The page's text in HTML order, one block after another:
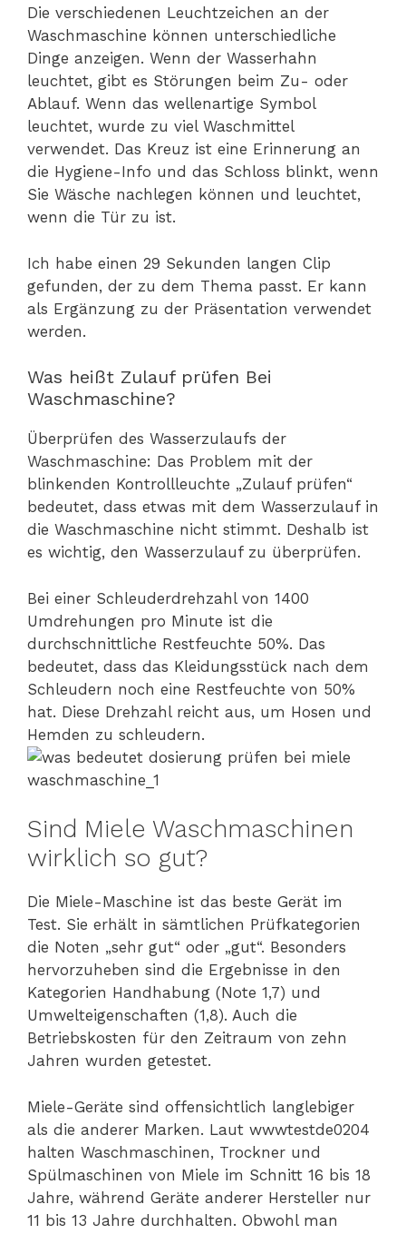
Die verschiedenen Leuchtzeichen an der
Waschmaschine können unterschiedliche
Dinge anzeigen. Wenn der Wasserhahn
leuchtet, gibt es Störungen beim Zu- oder
Ablauf. Wenn das wellenartige Symbol
leuchtet, wurde zu viel Waschmittel
verwendet. Das Kreuz ist eine Erinnerung an
die Hygiene-Info und das Schloss blinkt, wenn
Sie Wäsche nachlegen können und leuchtet,
wenn die Tür zu ist.
Ich habe einen 29 Sekunden langen Clip
gefunden, der zu dem Thema passt. Er kann
als Ergänzung zu der Präsentation verwendet
werden.
Was heißt Zulauf prüfen Bei
Waschmaschine?
Überprüfen des Wasserzulaufs der
Waschmaschine: Das Problem mit der
blinkenden Kontrollleuchte „Zulauf prüfen“
bedeutet, dass etwas mit dem Wasserzulauf in
die Waschmaschine nicht stimmt. Deshalb ist
es wichtig, den Wasserzulauf zu überprüfen.
Bei einer Schleuderdrehzahl von 1400
Umdrehungen pro Minute ist die
durchschnittliche Restfeuchte 50%. Das
bedeutet, dass das Kleidungsstück nach dem
Schleudern noch eine Restfeuchte von 50%
hat. Diese Drehzahl reicht aus, um Hosen und
Hemden zu schleudern.
Sind Miele Waschmaschinen
wirklich so gut?
Die Miele-Maschine ist das beste Gerät im
Test. Sie erhält in sämtlichen Prüfkategorien
die Noten „sehr gut“ oder „gut“. Besonders
hervorzuheben sind die Ergebnisse in den
Kategorien Handhabung (Note 1,7) und
Umwelteigenschaften (1,8). Auch die
Betriebskosten für den Zeitraum von zehn
Jahren wurden getestet.
Miele-Geräte sind offensichtlich langlebiger
als die anderer Marken. Laut wwwtestde0204
halten Waschmaschinen, Trockner und
Spülmaschinen von Miele im Schnitt 16 bis 18
Jahre, während Geräte anderer Hersteller nur
11 bis 13 Jahre durchhalten. Obwohl man